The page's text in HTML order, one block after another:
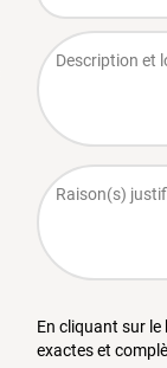
En cliquant sur
exactes et